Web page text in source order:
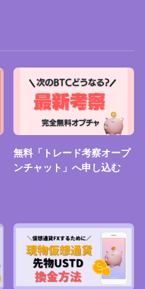
無料「トレード考察オープ
ンチャット」へ申し込む